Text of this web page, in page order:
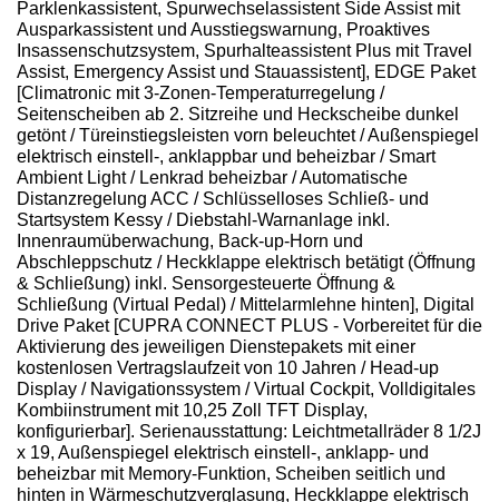
Parklenkassistent, Spurwechselassistent Side Assist mit
Ausparkassistent und Ausstiegswarnung, Proaktives
Insassenschutzsystem, Spurhalteassistent Plus mit Travel
Assist, Emergency Assist und Stauassistent], EDGE Paket
[Climatronic mit 3-Zonen-Temperaturregelung /
Seitenscheiben ab 2. Sitzreihe und Heckscheibe dunkel
getönt / Türeinstiegsleisten vorn beleuchtet / Außenspiegel
elektrisch einstell-, anklappbar und beheizbar / Smart
Ambient Light / Lenkrad beheizbar / Automatische
Distanzregelung ACC / Schlüsselloses Schließ- und
Startsystem Kessy / Diebstahl-Warnanlage inkl.
Innenraumüberwachung, Back-up-Horn und
Abschleppschutz / Heckklappe elektrisch betätigt (Öffnung
& Schließung) inkl. Sensorgesteuerte Öffnung &
Schließung (Virtual Pedal) / Mittelarmlehne hinten], Digital
Drive Paket [CUPRA CONNECT PLUS - Vorbereitet für die
Aktivierung des jeweiligen Dienstepakets mit einer
kostenlosen Vertragslaufzeit von 10 Jahren / Head-up
Display / Navigationssystem / Virtual Cockpit, Volldigitales
Kombiinstrument mit 10,25 Zoll TFT Display,
konfigurierbar]. Serienausstattung: Leichtmetallräder 8 1/2J
x 19, Außenspiegel elektrisch einstell-, anklapp- und
beheizbar mit Memory-Funktion, Scheiben seitlich und
hinten in Wärmeschutzverglasung, Heckklappe elektrisch